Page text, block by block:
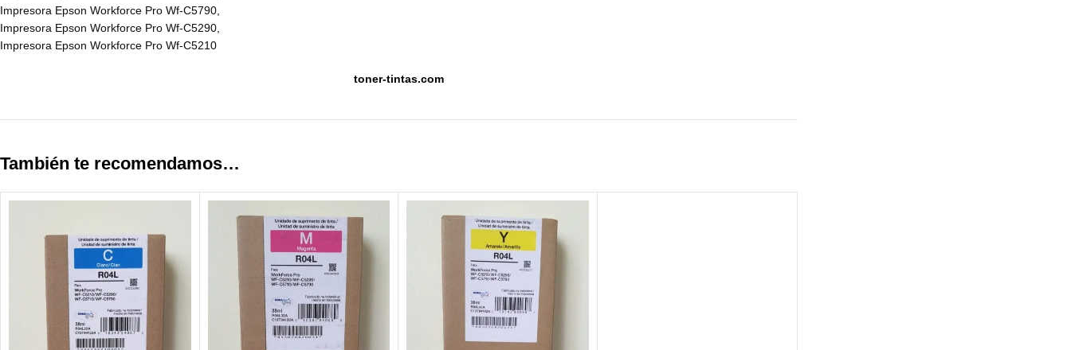
Impresora Epson Workforce Pro Wf-C5790,
Impresora Epson Workforce Pro Wf-C5290,
Impresora Epson Workforce Pro Wf-C5210
toner-tintas.com
También te recomendamos…